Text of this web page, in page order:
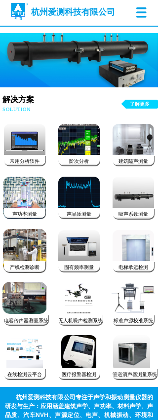
解决方案
SOLUTION
了解更多
建筑隔声测量
阶次分析
常用分析软件
吸声系数测量
声功率测量 声品质测量
电梯承运检测
固有频率测量
产线检测诊断
无人机噪声检测系统 标准声源校准系统
电容传声器测量系统
在线检测云平台 管道消声器测量系统
医疗报警器检测
杭州爱测科技有限公司专注于声学和振动测量仪器的
研发与生产：应用涵盖建筑声学、声功率、材料声学、声
品质、汽车NVH、声源定位、电声、机械振动、环境和
杭州爱测科技有限公司